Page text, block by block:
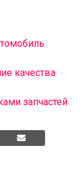
качества
запчастей